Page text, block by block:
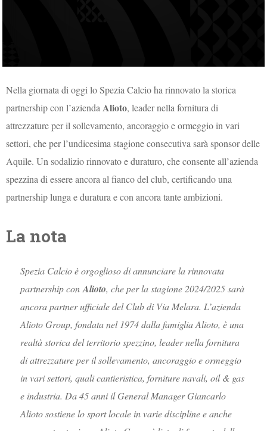
Nella giornata di oggi lo Spezia Calcio ha rinnovato la storica
partnership con l’azienda Alioto, leader nella fornitura di
attrezzature per il sollevamento, ancoraggio e ormeggio in vari
settori, che per l’undicesima stagione consecutiva sarà sponsor delle
Aquile. Un sodalizio rinnovato e duraturo, che consente all’azienda
spezzina di essere ancora al fianco del club, certificando una
partnership lunga e duratura e con ancora tante ambizioni.
La nota
Spezia Calcio è orgoglioso di annunciare la rinnovata
partnership conAlioto, che per la stagione 2024/2025 sarà
ancora partner ufficiale del Club di Via Melara. L’azienda
Alioto Group, fondata nel 1974 dalla famiglia Alioto, è una
realtà storica del territorio spezzino, leader nella fornitura
di attrezzature per il sollevamento, ancoraggio e ormeggio
in vari settori, quali cantieristica, forniture navali, oil & gas
e industria. Da 45 anni il General Manager Giancarlo
Alioto sostiene lo sport locale in varie discipline e anche